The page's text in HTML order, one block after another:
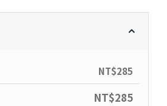
NT$285
NT$285